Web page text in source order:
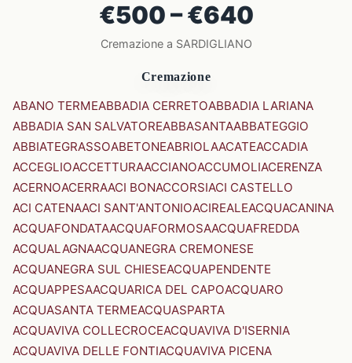
€500 – €640
Cremazione a SARDIGLIANO
Cremazione
ABANO TERMEABBADIA CERRETOABBADIA LARIANA
ABBADIA SAN SALVATOREABBASANTAABBATEGGIO
ABBIATEGRASSOABETONEABRIOLAACATEACCADIA
ACCEGLIOACCETTURAACCIANOACCUMOLIACERENZA
ACERNOACERRAACI BONACCORSIACI CASTELLO
ACI CATENAACI SANT'ANTONIOACIREALEACQUACANINA
ACQUAFONDATAACQUAFORMOSAACQUAFREDDA
ACQUALAGNAACQUANEGRA CREMONESE
ACQUANEGRA SUL CHIESEACQUAPENDENTE
ACQUAPPESAACQUARICA DEL CAPOACQUARO
ACQUASANTA TERMEACQUASPARTA
ACQUAVIVA COLLECROCEACQUAVIVA D'ISERNIA
ACQUAVIVA DELLE FONTIACQUAVIVA PICENA